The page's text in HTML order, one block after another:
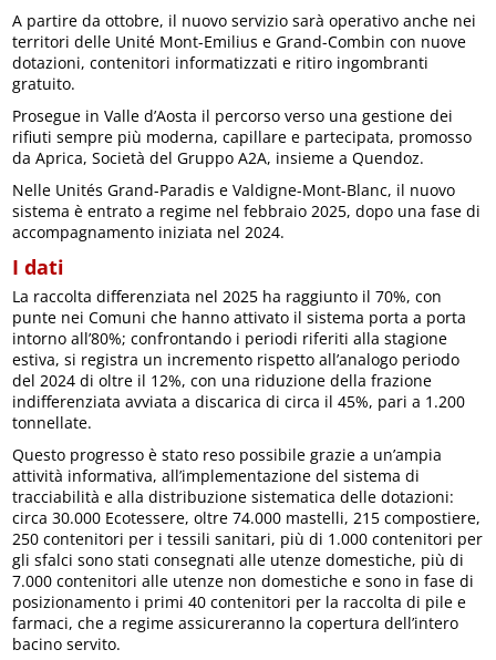
A partire da ottobre, il nuovo servizio sarà operativo anche nei
territori delle Unité Mont-Emilius e Grand-Combin con nuove
dotazioni, contenitori informatizzati e ritiro ingombranti
gratuito.
Prosegue in Valle d’Aosta il percorso verso una gestione dei
rifiuti sempre più moderna, capillare e partecipata, promosso
da Aprica, Società del Gruppo A2A, insieme a Quendoz.
Nelle Unités Grand-Paradis e Valdigne-Mont-Blanc, il nuovo
sistema è entrato a regime nel febbraio 2025, dopo una fase di
accompagnamento iniziata nel 2024.
I dati
La raccolta differenziata nel 2025 ha raggiunto il 70%, con
punte nei Comuni che hanno attivato il sistema porta a porta
intorno all’80%; confrontando i periodi riferiti alla stagione
estiva, si registra un incremento rispetto all’analogo periodo
del 2024 di oltre il 12%, con una riduzione della frazione
indifferenziata avviata a discarica di circa il 45%, pari a 1.200
tonnellate.
Questo progresso è stato reso possibile grazie a un’ampia
attività informativa, all’implementazione del sistema di
tracciabilità e alla distribuzione sistematica delle dotazioni:
circa 30.000 Ecotessere, oltre 74.000 mastelli, 215 compostiere,
250 contenitori per i tessili sanitari, più di 1.000 contenitori per
gli sfalci sono stati consegnati alle utenze domestiche, più di
7.000 contenitori alle utenze non domestiche e sono in fase di
posizionamento i primi 40 contenitori per la raccolta di pile e
farmaci, che a regime assicureranno la copertura dell’intero
bacino servito.